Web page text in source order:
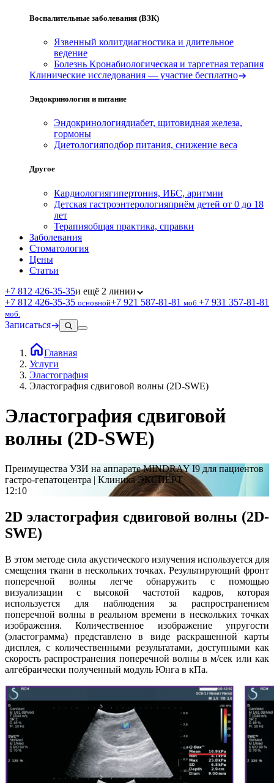
Воспалительные заболевания (ВЗК)
Язвенный колитдиагностика и длительное
ведение
Болезнь Кронабиологическая и таргетная терапия
Клинические исследования — участие бесплатно
Эндокринология и питание
Эндокринологиядиабет, щитовидная железа,
гормоны
Диетологияподбор питания, снижение веса
Другое
Кардиологиягипертония, ИБС, аритмии
Детская гастроэнтерологияприём детей от 0 до 18
лет
Терапияобщая практика, справки
Заболевания
Стоматология
Цены
Статьи
+7 812 426‑35‑35и ещё 2 линии
+7 812 426‑35‑35 основной+7 921 587‑81‑81 моб. +7 931 357‑81‑81
моб.
Записаться
Главная
Услуги
Эластография
Эластография сдвиговой волны (2D-SWE)
Эластография сдвиговой
волны (2D-SWE)
Преимущества УЗИ на аппарате MINDRAY I9 для пациентов
гастро-гепатоцентра | Клиника ЭКСПЕРТ
12:10
2D эластография сдвиговой волны (2D-
SWE)
В этом методе сила акустического излучения используется для
смещения ткани в нескольких точках. Результирующий фронт
поперечной волны легче обнаружить с помощью
визуализации с высокой частотой кадров, которая
используется для наблюдения за распространением
поперечной волны в реальном времени в нескольких точках
изображения. Количественное изображение упругости
(эластограмма) представлено в виде раскрашенной карты
дисплея, с количественными результатами, доступными как
скорость распространения поперечной волны в м/сек или как
алгебраически полученный модуль Юнга в кПа.